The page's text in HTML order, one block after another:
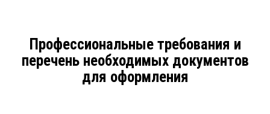
Профессиональные требования и
перечень необходимых документов
для оформления